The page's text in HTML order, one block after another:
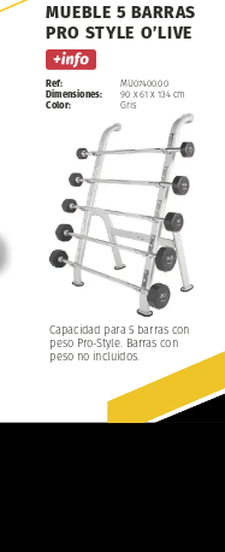
Capacidad para 5 barras con
peso Pro-Style. Barras con
peso no incluidos.
MUEBLE 5 BARRAS
PRO STYLE O’LIVE
Ref:
Dimensiones:
Color:
MU07400.00
90 x 61 x 134 cm
Gris